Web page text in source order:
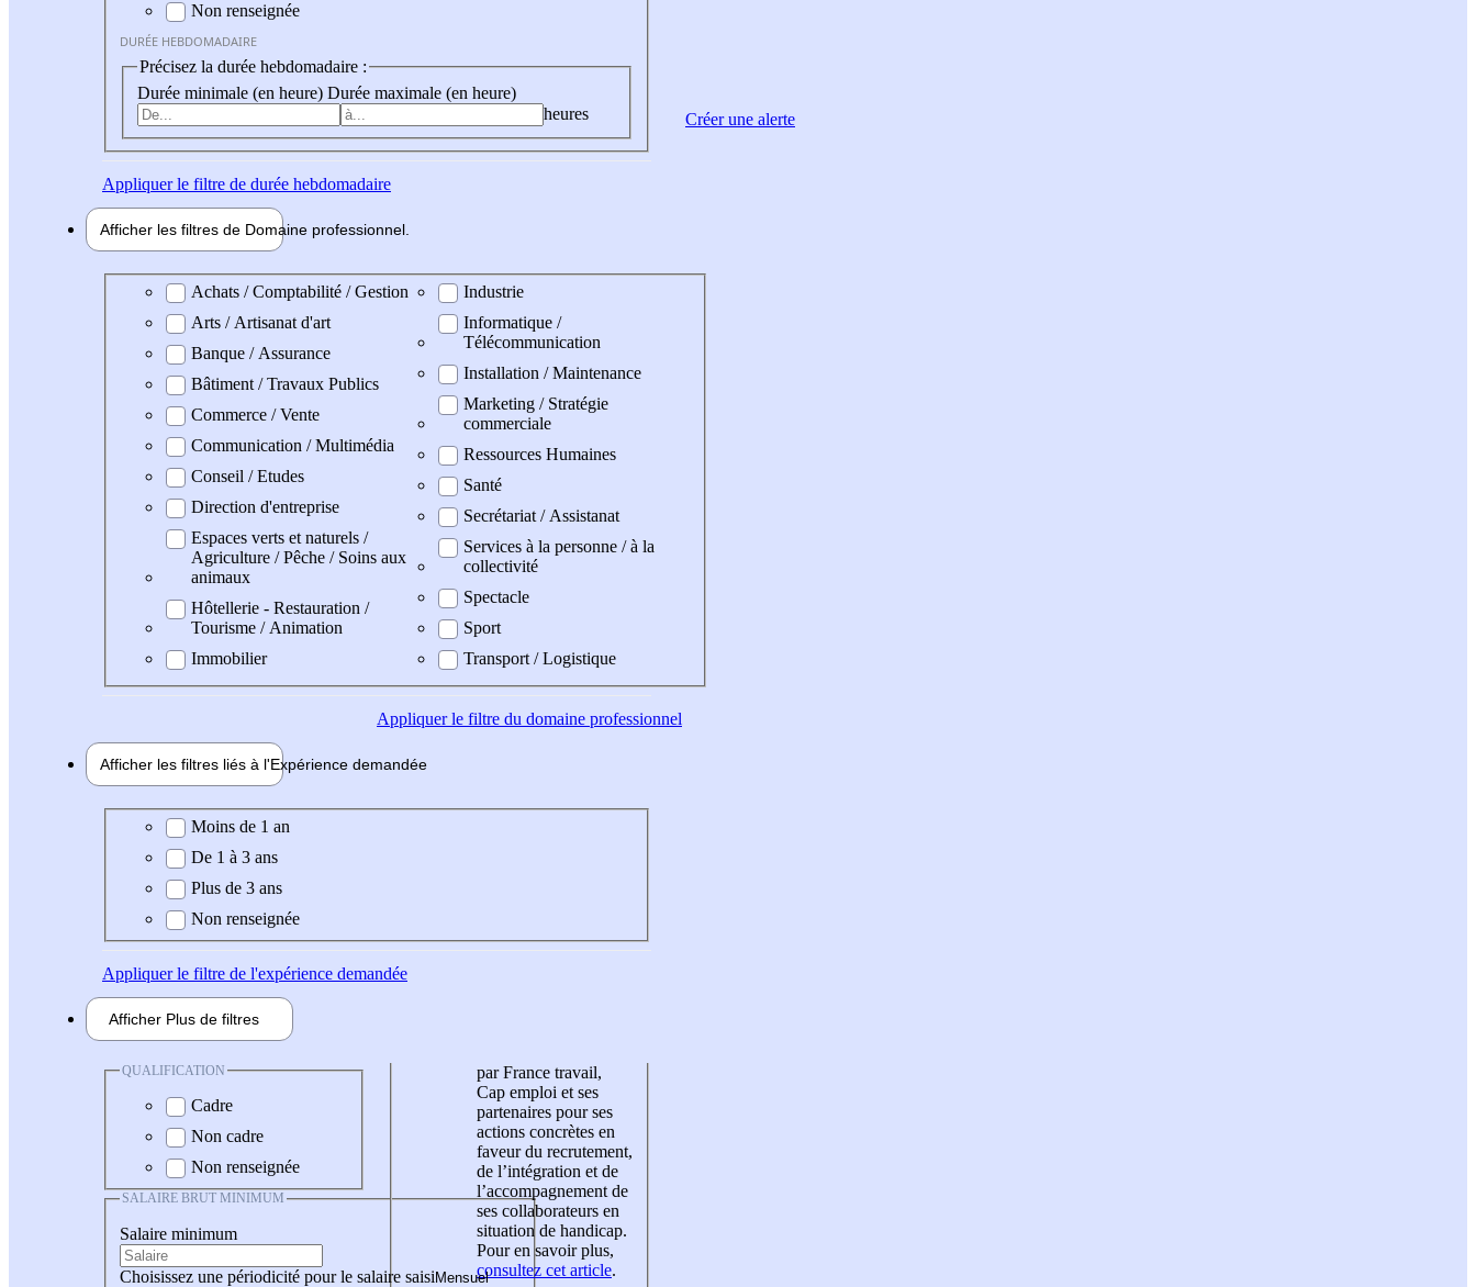
Non renseignée
DURÉE HEBDOMADAIRE
Précisez la durée hebdomadaire :
Durée minimale (en heure) Durée maximale (en heure)
heures
Appliquerle filtre de durée hebdomadaire
Afficher les filtres de Domaine professionnel
Domaine professionel
Achats / Comptabilité / Gestion
Arts / Artisanat d'art
Banque / Assurance
Bâtiment / Travaux Publics
Commerce / Vente
Communication / Multimédia
Conseil / Etudes
Direction d'entreprise
Espaces verts et naturels /
Agriculture / Pêche / Soins aux
animaux
Hôtellerie - Restauration /
Tourisme / Animation
Immobilier
Industrie
Informatique /
Télécommunication
Installation / Maintenance
Marketing / Stratégie
commerciale
Ressources Humaines
Santé
Secrétariat / Assistanat
Services à la personne / à la
collectivité
Spectacle
Sport
Transport / Logistique
Appliquerle filtre du domaine professionnel
Afficher les filtres liés à l'Expérience demandée
Expérience demandée
Moins de 1 an
De 1 à 3 ans
Plus de 3 ans
Non renseignée
Appliquerle filtre de l'expérience demandée
Afficher Plus de filtres
QUALIFICATION
Cadre
Non cadre
Non renseignée
SALAIRE BRUT MINIMUM
Salaire minimum
Choisissez une périodicité pour le salaire saisi
par France travail,
Cap emploi et ses
partenaires pour ses
actions concrètes en
faveur du recrutement,
de l’intégration et de
l’accompagnement de
ses collaborateurs en
situation de handicap.
Pour en savoir plus,
consultez cet article.
Créer une alerte